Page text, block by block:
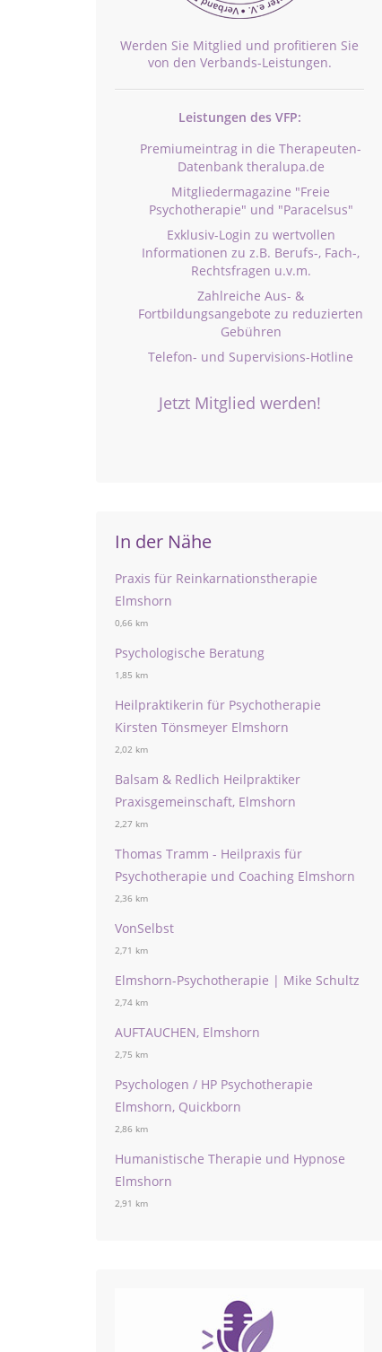
Werden Sie Mitglied und profitieren Sie
von den Verbands-Leistungen.
Leistungen des VFP:
Premiumeintrag in die Therapeuten-
Datenbank theralupa.de
Mitgliedermagazine "Freie
Psychotherapie" und "Paracelsus"
Exklusiv-Login zu wertvollen
Informationen zu z.B. Berufs-, Fach-,
Rechtsfragen u.v.m.
Zahlreiche Aus- &
Fortbildungsangebote zu reduzierten
Gebühren
Telefon- und Supervisions-Hotline
Jetzt Mitglied werden!
In der Nähe
Praxis für Reinkarnationstherapie
Elmshorn
0,66 km
Psychologische Beratung
1,85 km
Heilpraktikerin für Psychotherapie
Kirsten Tönsmeyer Elmshorn
2,02 km
Balsam & Redlich Heilpraktiker
Praxisgemeinschaft, Elmshorn
2,27 km
Thomas Tramm - Heilpraxis für
Psychotherapie und Coaching Elmshorn
2,36 km
VonSelbst
2,71 km
Elmshorn-Psychotherapie | Mike Schultz
2,74 km
AUFTAUCHEN, Elmshorn
2,75 km
Psychologen / HP Psychotherapie
Elmshorn, Quickborn
2,86 km
Humanistische Therapie und Hypnose
Elmshorn
2,91 km